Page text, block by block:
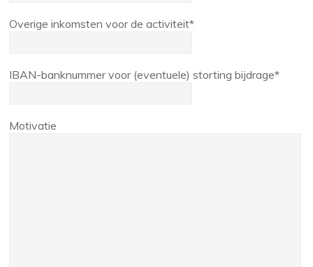
Overige inkomsten voor de activiteit*
IBAN-banknummer voor (eventuele) storting bijdrage*
Motivatie